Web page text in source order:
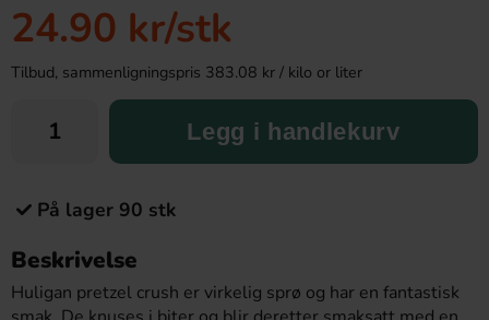
24.90 kr/stk
Tilbud, sammenligningspris 383.08 kr / kilo or liter
Legg i handlekurv
På lager 90 stk
Beskrivelse
Huligan pretzel crush er virkelig sprø og har en fantastisk